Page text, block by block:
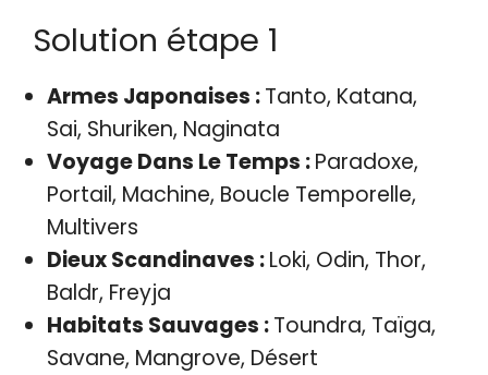
Solution étape 1
Armes Japonaises :Tanto, Katana,
Sai, Shuriken, Naginata
Voyage Dans Le Temps :Paradoxe,
Portail, Machine, Boucle Temporelle,
Multivers
Dieux Scandinaves :Loki, Odin, Thor,
Baldr, Freyja
Habitats Sauvages :Toundra, Taïga,
Savane, Mangrove, Désert